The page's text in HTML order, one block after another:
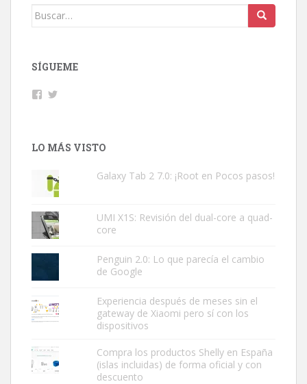
Buscar:
SÍGUEME
Facebook
LO MÁS VISTO
Galaxy Tab 2 7.0: ¡Root en Pocos pasos!
UMI X1S: Revisión del dual-core a quad-
core
Penguin 2.0: Lo que parecía el cambio
de Google
Experiencia después de meses sin el
gateway de Xiaomi pero sí con los
dispositivos
Compra los productos Shelly en España
(islas incluidas) de forma oficial y con
descuento